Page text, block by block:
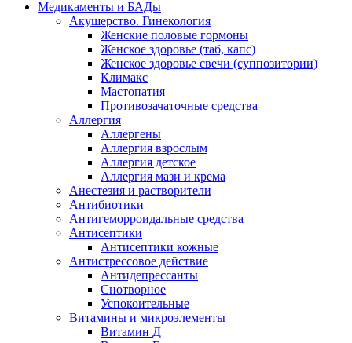
Медикаменты и БАДы
Акушерство. Гинекология
Женские половые гормоны
Женское здоровье (таб, капс)
Женское здоровье свечи (суппозитории)
Климакс
Мастопатия
Противозачаточные средства
Аллергия
Аллергены
Аллергия взрослым
Аллергия детское
Аллергия мази и крема
Анестезия и растворители
Антибиотики
Антигеморроидальные средства
Антисептики
Антисептики кожные
Антистрессовое действие
Антидепрессанты
Снотворное
Успокоительные
Витамины и микроэлементы
Витамин Д